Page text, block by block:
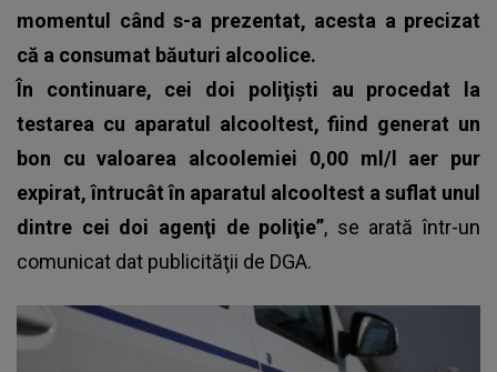
momentul când s-a prezentat, acesta a precizat
că a consumat băuturi alcoolice.
În continuare, cei doi poliţişti au procedat la
testarea cu aparatul alcooltest, fiind generat un
bon cu valoarea alcoolemiei 0,00 ml/l aer pur
expirat, întrucât în aparatul alcooltest a suflat unul
dintre cei doi agenţi de poliţie”, se arată într-un
comunicat dat publicităţii de DGA.